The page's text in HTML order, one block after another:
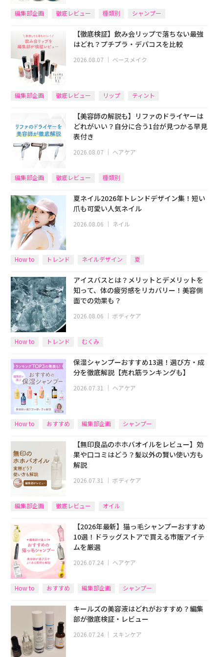
編集部企画 徹底レビュー 種類別 シャンプー
【徹底検証】飲み会リップで落ちない最強
はどれ？プチプラ・デパコスを比較
2026.08.07 ｜ ベースメイク
編集部企画 徹底レビュー リップ ティント
【美容師の解説も】リファのドライヤーは
どれがいい？自分に合う1台が見つかる早見
表付き
2026.08.07 ｜ ヘアケア
編集部企画 徹底レビュー 種類別
夏ネイル2026年トレンドデザイン集！短い
爪も可愛い人気ネイル
2026.08.06 ｜ ネイル
How to トレンド ネイルデザイン 夏
アイスバスとは？メリットとデメリットを
知って、体の疲労感をリカバリー！美容側
面での効果も？
2026.08.06 ｜ボディケア
How to トレンド むくみ
保湿シャンプーおすすめ13選！選び方・成
分を徹底解説【売れ筋ランキングも】
2026.07.31 ｜ ヘアケア
How to おすすめ 編集部企画 シャンプー
【無印良品のホホバオイルをレビュー】効
果や口コミはどう？髪以外の賢い使い方も
解説
2026.07.31 ｜ボディケア
編集部企画 徹底レビュー オイル
【2026年最新】猫っ毛シャンプーおすすめ
10選！ドラッグストアで買える市販アイテ
ムを厳選
2026.07.24 ｜ ヘアケア
How to おすすめ 編集部企画 シャンプー
キールズの美容液はどれがおすすめ？編集
部が徹底検証・レビュー
2026.07.24 ｜ スキンケア